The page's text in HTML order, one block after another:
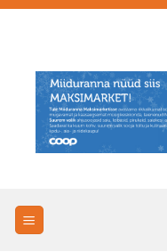
Skip